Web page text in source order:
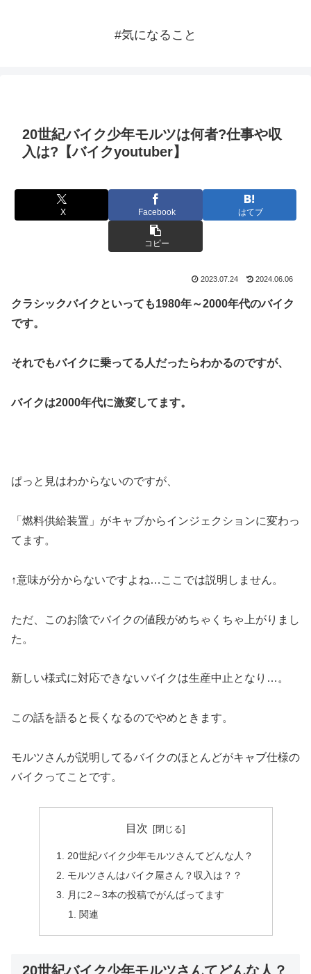
#気になること
20世紀バイク少年モルツは何者?仕事や収
入は?【バイクyoutuber】
X Facebook はてブ
コピー
2023.07.24 2024.06.06
クラシックバイクといっても1980年～2000年代のバイク
です。
それでもバイクに乗ってる人だったらわかるのですが、
バイクは2000年代に激変してます。
ぱっと見はわからないのですが、
「燃料供給装置」がキャブからインジェクションに変わっ
てます。
↑意味が分からないですよね…ここでは説明しません。
ただ、このお陰でバイクの値段がめちゃくちゃ上がりまし
た。
新しい様式に対応できないバイクは生産中止となり…。
この話を語ると長くなるのでやめときます。
モルツさんが説明してるバイクのほとんどがキャブ仕様の
バイクってことです。
目次
20世紀バイク少年モルツさんてどんな人？
モルツさんはバイク屋さん？収入は？？
月に2～3本の投稿でがんばってます
関連
20世紀バイク少年モルツさんてどんな人？